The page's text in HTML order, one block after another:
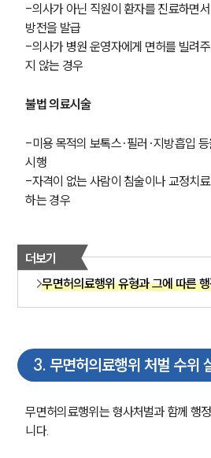
-의사가 아닌 직원이 환자를 진료하면
방전을 발급
-의사가 병원 운영자에게 면허를 빌려
지 않는 경우
불법 의료시술
-미용 목적의 보톡스·필러·지방흡입
시행
-자격이 없는 사람이 침술이나 교정치
하는 경우
더보기
무면허의료행위 유형과 그에 따른
3. 무면허의료행위 처벌 수위
무면허의료행위는 형사처벌과 함께 행
니다.